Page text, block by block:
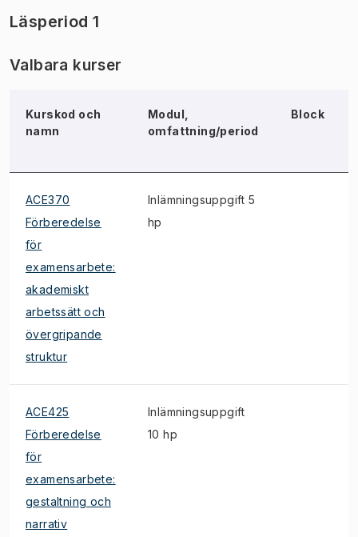
Läsperiod 1
Valbara kurser
Kurskod och
namn
Modul,
omfattning/period
Block
ACE370
Förberedelse
för
examensarbete:
akademiskt
arbetssätt och
övergripande
struktur
Inlämningsuppgift 5
hp
ACE425
Förberedelse
för
examensarbete:
gestaltning och
narrativ
Inlämningsuppgift
10 hp